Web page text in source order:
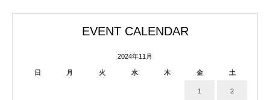
EVENT CALENDAR
2024年11月
日 月 火 水 木 金 土
1 2